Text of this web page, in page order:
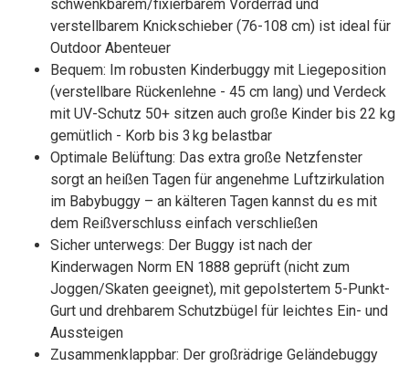
schwenkbarem/fixierbarem Vorderrad und
verstellbarem Knickschieber (76-108 cm) ist ideal für
Outdoor Abenteuer
Bequem: Im robusten Kinderbuggy mit Liegeposition
(verstellbare Rückenlehne - 45 cm lang) und Verdeck
mit UV-Schutz 50+ sitzen auch große Kinder bis 22 kg
gemütlich - Korb bis 3 kg belastbar
Optimale Belüftung: Das extra große Netzfenster
sorgt an heißen Tagen für angenehme Luftzirkulation
im Babybuggy – an kälteren Tagen kannst du es mit
dem Reißverschluss einfach verschließen
Sicher unterwegs: Der Buggy ist nach der
Kinderwagen Norm EN 1888 geprüft (nicht zum
Joggen/Skaten geeignet), mit gepolstertem 5-Punkt-
Gurt und drehbarem Schutzbügel für leichtes Ein- und
Aussteigen
Zusammenklappbar: Der großrädrige Geländebuggy